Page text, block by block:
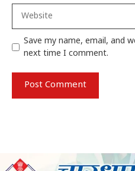
Website
Save my name, email, and
next time I comment.